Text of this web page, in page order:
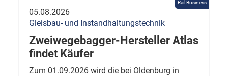
Rail Business
05.08.2026
Gleisbau- und Instandhaltungstechnik
Zweiwegebagger-Hersteller Atlas
findet Käufer
Zum 01.09.2026 wird die bei Oldenburg in